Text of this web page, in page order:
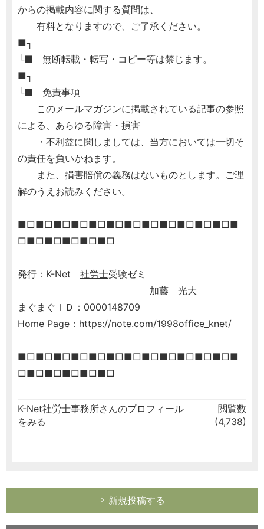
からの掲載内容に関する質問は、
有料となりますので、ご了承ください。
■┐
└■ 無断転載・転写・コピー等は禁じます。
■┐
└■ 免責事項
このメールマガジンに掲載されている記事の参照
による、あらゆる障害・損害
・不利益に関しましては、当方においては一切そ
の責任を負いかねます。
また、 損害賠償の義務はないものとします。ご理
解のうえお読みください。
■□■□■□■□■□■□■□■□■□■□■□■□■
□■□■□■□■□■□
発行：K-Net 社労士受験ゼミ
加藤 光大
まぐまぐＩＤ：0000148709
Home Page： https://note.com/1998office_knet/
■□■□■□■□■□■□■□■□■□■□■□■□■
□■□■□■□■□■□
K-Net社労士事務所さんのプロフィール
をみる
閲覧数
(4,738)
新規投稿する